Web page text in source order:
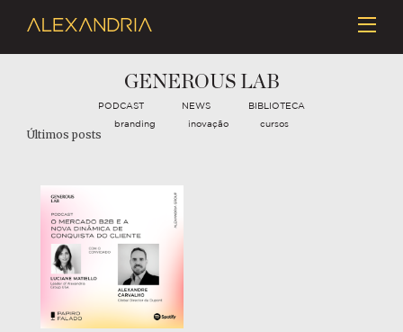
GENEROUS LAB
PODCAST NEWS BIBLIOTECA
branding inovação cursos
Últimos posts